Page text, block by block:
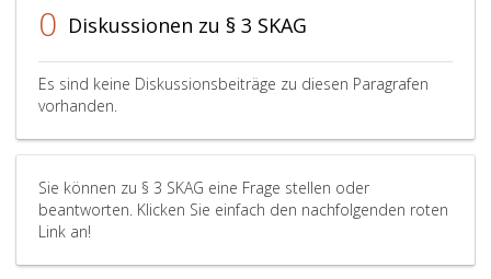
0 Diskussionen zu § 3 SKAG
Es sind keine Diskussionsbeiträge zu diesen Paragrafen
vorhanden.
Sie können zu § 3 SKAG eine Frage stellen oder
beantworten. Klicken Sie einfach den nachfolgenden roten
Link an!